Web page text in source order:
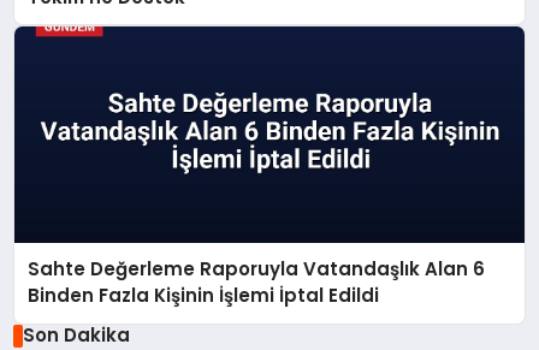
Sahte Değerleme Raporuyla Vatandaşlık Alan 6
Binden Fazla Kişinin İşlemi İptal Edildi
Son Dakika